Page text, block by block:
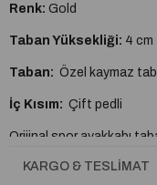
Renk: Gold
Taban Yüksekliği: 4 cm
Taban: Özel kaymaz
İç Kısım: Çift pedli
Orijinal spor ayakkabı
A plus kalite kusursuz
KARGO & TESLIMAT